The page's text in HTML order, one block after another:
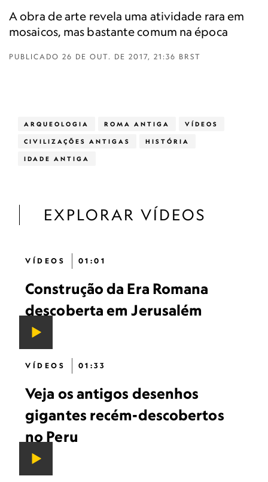
A obra de arte revela uma atividade rara em
mosaicos, mas bastante comum na época
PUBLICADO 26 DE OUT. DE 2017, 21:36 BRST
ARQUEOLOGIA ROMA ANTIGA VÍDEOS
CIVILIZAÇÕES ANTIGAS HISTÓRIA
IDADE ANTIGA
EXPLORAR VÍDEOS
VÍDEOS 01:01
Construção da Era Romana
descoberta em Jerusalém
VÍDEOS 01:33
Veja os antigos desenhos
gigantes recém-descobertos
no Peru